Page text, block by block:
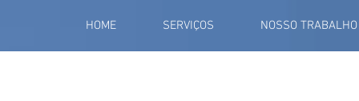
HOME SERVIÇOS NOSSO TRABALHO